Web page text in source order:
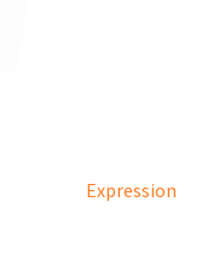
Expression